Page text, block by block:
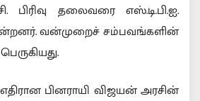
பிரிவு தலைவரை எஸ்.டி.பி.ஐ.
வன்முறைச் சம்பவங்களின்
பினராயி விஜயன் அரசின்